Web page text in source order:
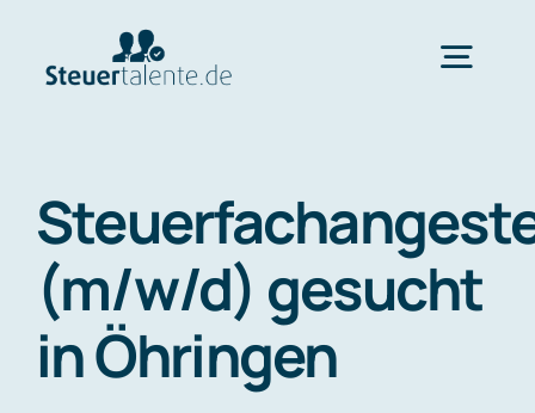
Wechsel
Ablauf
(m/w/d) gesucht
in Öhringen